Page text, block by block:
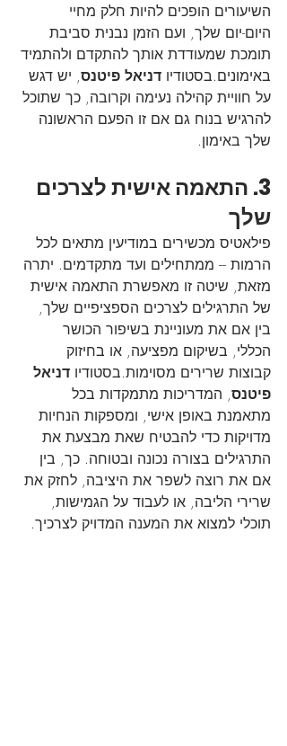
השיעורים הופכים להיות חלק מחיי
היום-יום שלך, ועם הזמן נבנית סביבת
תומכת שמעודדת אותך להתקדם ולהתמיד
באימונים.בסטודיו דניאל פיטנס, יש דגש
על חוויית קהילה נעימה וקרובה, כך שתוכל
להרגיש בנוח גם אם זו הפעם הראשונה
שלך באימון.
3. התאמה אישית לצרכים
שלך
פילאטיס מכשירים במודיעין מתאים לכל
הרמות – ממתחילים ועד מתקדמים. יתרה
מזאת, שיטה זו מאפשרת התאמה אישית
של התרגילים לצרכים הספציפיים שלך,
בין אם את מעוניינת בשיפור הכושר
הכללי, בשיקום מפציעה, או בחיזוק
קבוצות שרירים מסוימות.בסטודיו דניאל
פיטנס, המדריכות מתמקדות בכל
מתאמנת באופן אישי, ומספקות הנחיות
מדויקות כדי להבטיח שאת מבצעת את
התרגילים בצורה נכונה ובטוחה. כך, בין
אם את רוצה לשפר את היציבה, לחזק את
שרירי הליבה, או לעבוד על הגמישות,
תוכלי למצוא את המענה המדויק לצרכיך.